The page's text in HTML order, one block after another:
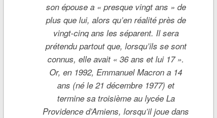
son épouse a « presque vingt ans » de
plus que lui, alors qu’en réalité près de
vingt-cinq ans les séparent. Il sera
prétendu partout que, lorsqu’ils se sont
connus, elle avait « 36 ans et lui 17 ».
Or, en 1992, Emmanuel Macron a 14
ans (né le 21 décembre 1977) et
termine sa troisième au lycée La
Providence d’Amiens, lorsqu’il joue dans